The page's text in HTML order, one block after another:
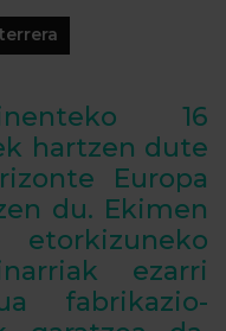
16
hartzen dute
Europa
du. Ekimen
ezarri
fabrikazio-